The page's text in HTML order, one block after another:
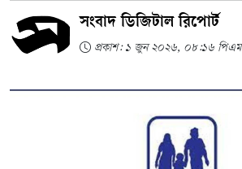
সংবাদ ডিজিটাল রিপোর্ট
প্রকাশ: ১ জুন ২০২৬, ০৮:১৬ পিএম